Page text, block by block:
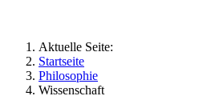
Aktuelle Seite:
Startseite
Philosophie
Wissenschaft